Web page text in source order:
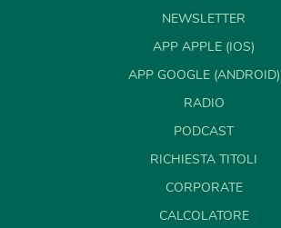
NEWSLETTER
APP APPLE (IOS)
APP GOOGLE (ANDROID)
RADIO
PODCAST
RICHIESTA TITOLI
CORPORATE
CALCOLATORE